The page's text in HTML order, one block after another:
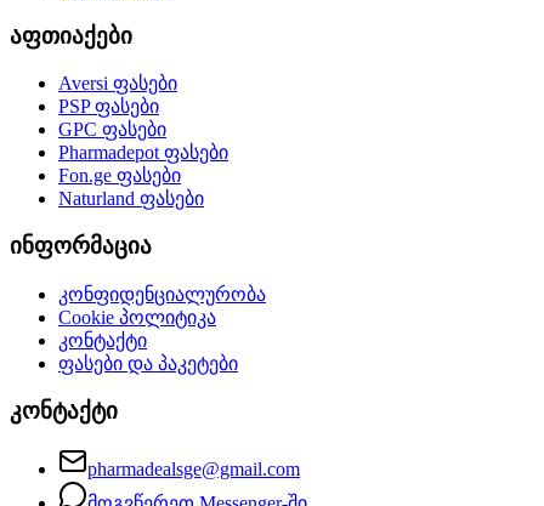
აფთიაქები
Aversi ფასები
PSPფასები
GPC ფასები
Pharmadepotფასები
Fon.ge ფასები
Naturland ფასები
ინფორმაცია
კონფიდენციალურობა
Cookie პოლიტიკა
კონტაქტი
ფასები და პაკეტები
კონტაქტი
pharmadealsge@gmail.com